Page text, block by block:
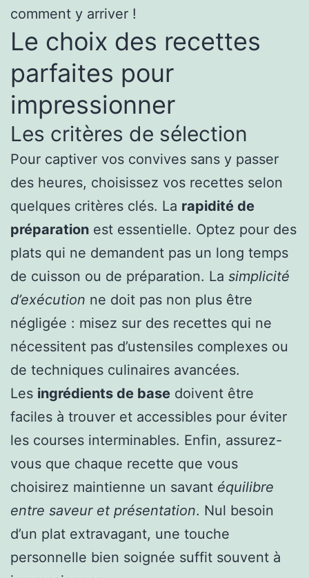
comment y arriver !
Le choix des recettes
parfaites pour
impressionner
Les critères de sélection
Pour captiver vos convives sans y passer
des heures, choisissez vos recettes selon
quelques critères clés. La rapidité de
préparation est essentielle. Optez pour des
plats qui ne demandent pas un long temps
de cuisson ou de préparation. La simplicité
d’exécution ne doit pas non plus être
négligée : misez sur des recettes qui ne
nécessitent pas d’ustensiles complexes ou
de techniques culinaires avancées.
Les ingrédients de base doivent être
faciles à trouver et accessibles pour éviter
les courses interminables. Enfin, assurez-
vous que chaque recette que vous
choisirez maintienne un savant équilibre
entre saveur et présentation. Nul besoin
d’un plat extravagant, une touche
personnelle bien soignée suffit souvent à